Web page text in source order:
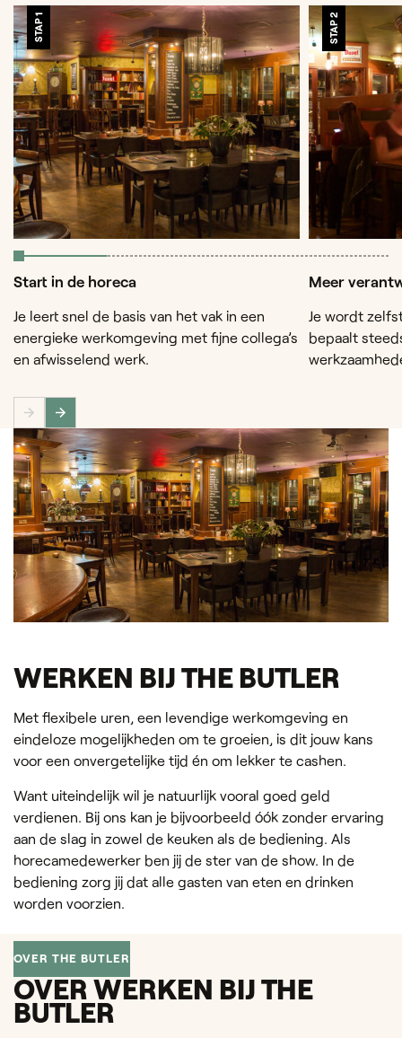
STAP 1
Start in de horeca
Je leert snel de basis van het vak in een
energieke werkomgeving met fijne collega’s
en afwisselend werk.
STAP 2
Meer
Je wordt
bepaalt
WERKEN BIJ THE BUTLER
Met flexibele uren, een levendige werkomgeving en
eindeloze mogelijkheden om te groeien, is dit jouw kans
voor een onvergetelijke tijd én om lekker te cashen.
Want uiteindelijk wil je natuurlijk vooral goed geld
verdienen. Bij ons kan je bijvoorbeeld óók zonder ervaring
aan de slag in zowel de keuken als de bediening. Als
horecamedewerker ben jij de ster van de show. In de
bediening zorg jij dat alle gasten van eten en drinken
worden voorzien.
OVER THE BUTLER
OVER WERKEN BIJ THE
BUTLER